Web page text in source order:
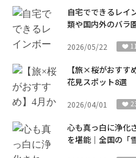
自宅でできるレ
類や国内外のバラ
2026/05/22
【旅×桜がおすす
花見スポット8選
2026/04/01
心も真っ白に浄
を堪能｜全国の「